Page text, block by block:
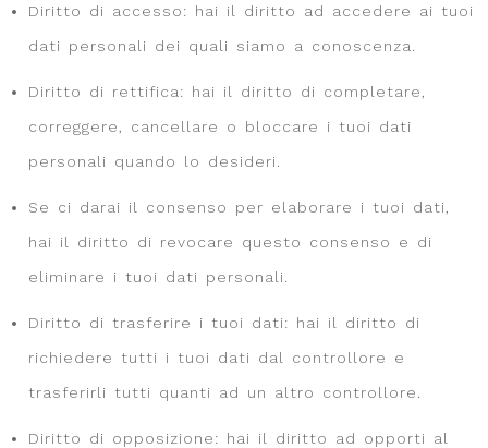
Diritto di accesso: hai il diritto ad accedere ai tuoi
dati personali dei quali siamo a conoscenza.
Diritto di rettifica: hai il diritto di completare,
correggere, cancellare o bloccare i tuoi dati
personali quando lo desideri.
Se ci darai il consenso per elaborare i tuoi dati,
hai il diritto di revocare questo consenso e di
eliminare i tuoi dati personali.
Diritto di trasferire i tuoi dati: hai il diritto di
richiedere tutti i tuoi dati dal controllore e
trasferirli tutti quanti ad un altro controllore.
Diritto di opposizione: hai il diritto ad opporti al